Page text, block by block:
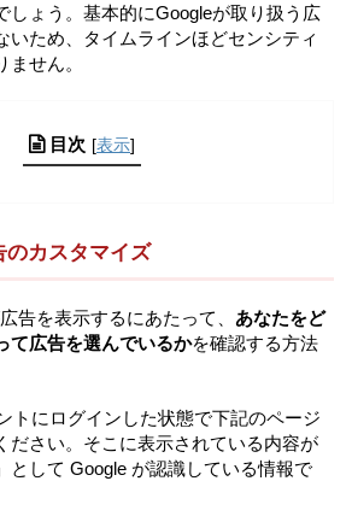
しょう。基本的にGoogleが取り扱う広
いため、タイムラインほどセンシティ
せん。
目次 [表示]
カスタマイズ
告を表示するにあたって、 あなたをど
て広告を選んでいるかを確認する方法
トにログインした状態で下記のページ
ださい。そこに表示されている内容が
として Google が認識している情報で